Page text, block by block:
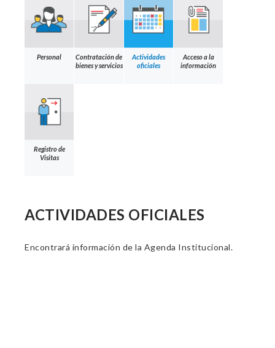
Personal
Contratación de
bienes y servicios
Actividades
oficiales
Acceso a la
información
Registro de
Visitas
ACTIVIDADES OFICIALES
Encontrará información de la Agenda Institucional.